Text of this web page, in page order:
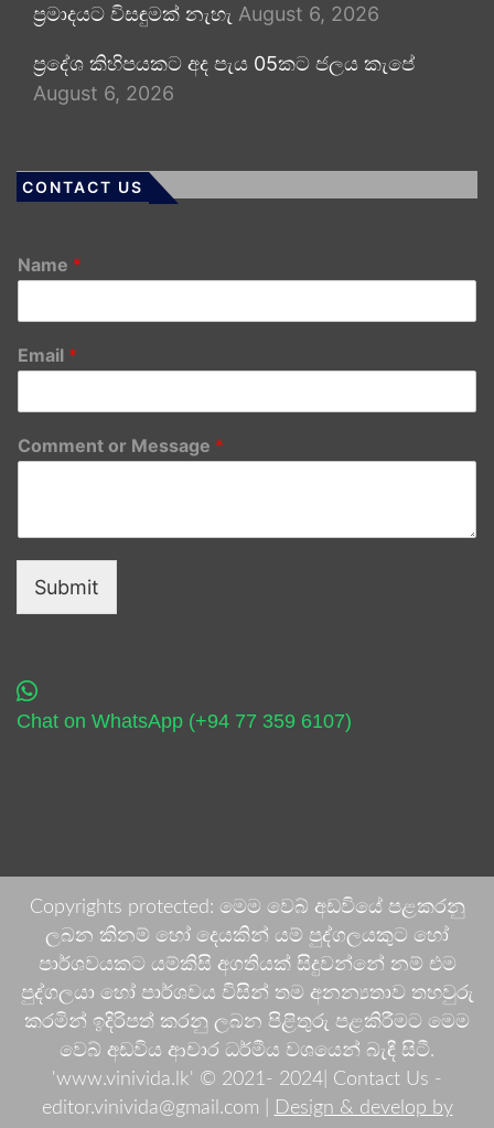
ප්‍රමාදයට විසඳුමක් නැහැ August 6, 2026
ප්‍රදේශ කිහිපයකට අද පැය 05කට ජලය කැපේ
August 6, 2026
CONTACT US
Name *
Email *
Comment or Message *
Submit
Chat on WhatsApp (+94 77 359 6107)
Copyrights protected: මෙම වෙබ් අඩවියේ පළකරනු
ලබන කිනම් හෝ දෙයකින් යම් පුද්ගලයකුට හෝ
පාර්ශවයකට යම්කිසි අගතියක් සිදුවන්නේ නම් එම
පුද්ගලයා හෝ පාර්ශවය විසින් තම අනන්‍යතාව තහවුරු
කරමින් ඉදිරිපත් කරනු ලබන පිළිතුරු පළකිරීමට මෙම
වෙබ් අඩවිය ආචාර ධර්මීය වශයෙන් බැඳී සිටී.
'www.vinivida.lk' © 2021- 2024| Contact Us -
editor.vinivida@gmail.com |
Design & develop by